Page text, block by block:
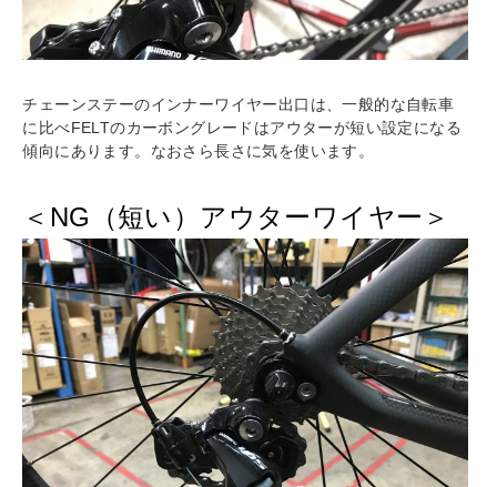
チェーンステーのインナーワイヤー出口は、一般的な自転車
に比べFELTのカーボングレードはアウターが短い設定になる
傾向にあります。なおさら長さに気を使います。
＜NG（短い）アウターワイヤー＞